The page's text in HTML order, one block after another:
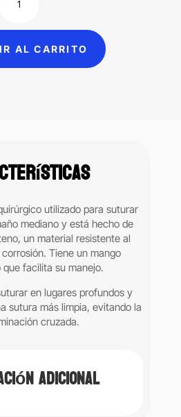
agujas
con
6B
cantidad
AL CARRITO
utilizado para suturar
mediano y está hecho de
un material resistente al
Tiene un mango
que facilita su manejo.
en lugares profundos y
sutura más limpia, evitando la
cruzada.
adicional